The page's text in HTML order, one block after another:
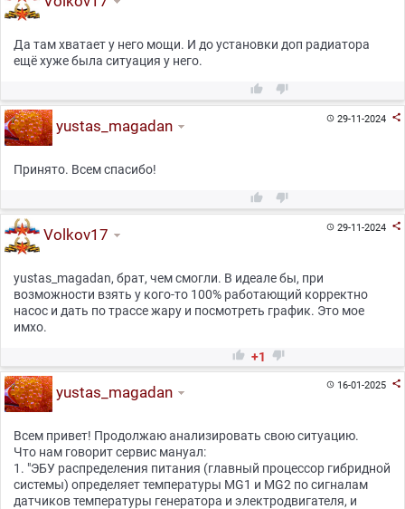
Да там хватает у него мощи. И до установки доп радиатора
ещё хуже была ситуация у него.
 
29-11-2024 
yustas_magadan
Принято. Всем спасибо!
 
29-11-2024 
Volkov17
yustas_magadan, брат, чем смогли. В идеале бы, при
возможности взять у кого-то 100% работающий корректно
насос и дать по трассе жару и посмотреть график. Это мое
имхо.
 +1 
16-01-2025 
yustas_magadan
Всем привет! Продолжаю анализировать свою ситуацию.
Что нам говорит сервис мануал:
1. "ЭБУ распределения питания (главный процессор гибридной
системы) определяет температуры MG1 и MG2 по сигналам
датчиков температуры генератора и электродвигателя, и